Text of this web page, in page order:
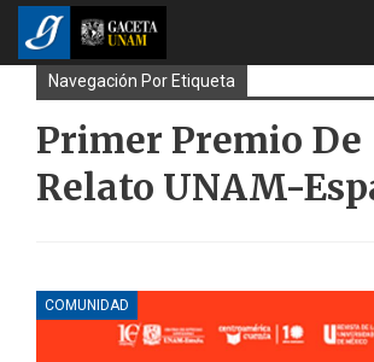
Navegación Por Etiqueta
Primer Premio De
Relato UNAM-
COMUNIDAD